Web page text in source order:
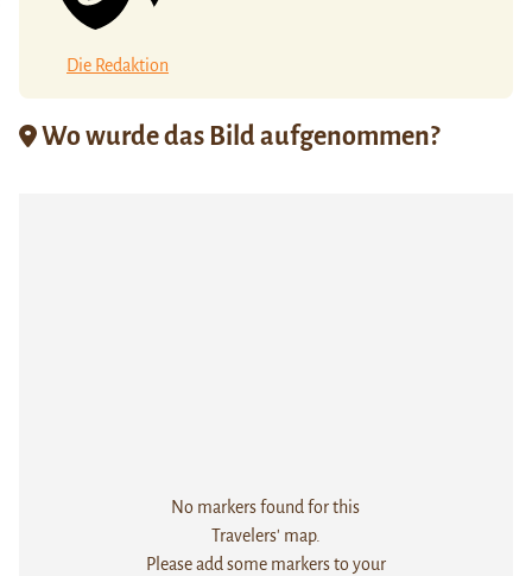
Die Redaktion
Wo wurde das Bild aufgenommen?
No markers found for this
Travelers' map.
Please add some markers to your